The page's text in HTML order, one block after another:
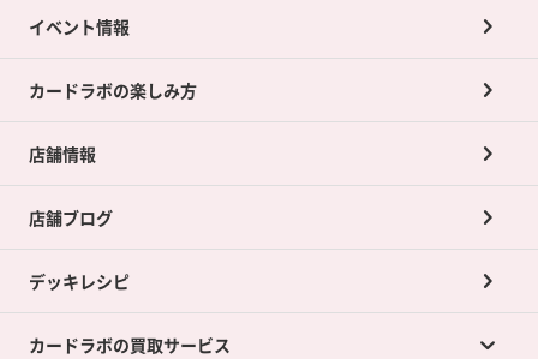
イベント情報
カードラボの楽しみ方
店舗情報
店舗ブログ
デッキレシピ
カードラボの買取サービス